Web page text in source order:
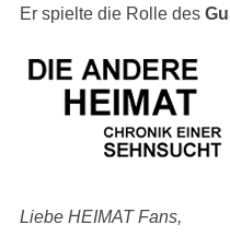
Er spielte die Rolle des
Liebe HEIMAT Fans,